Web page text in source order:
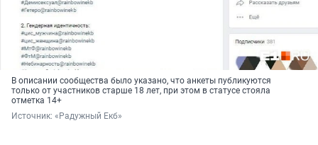
В описании сообщества было указано, что анкеты публикуются
только от участников старше 18 лет, при этом в статусе стояла
отметка 14+
Источник: «Радужный Екб»